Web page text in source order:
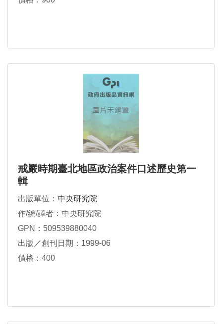
戒嚴時期臺北地區政治案件口述歷史第一
輯
出版單位： 中央研究院
作/編/譯者：中央研究院
GPN：509539880040
出版／創刊日期：1999-06
價格：400